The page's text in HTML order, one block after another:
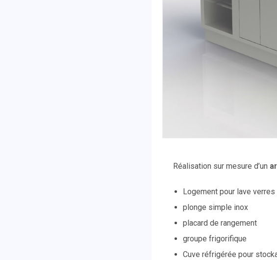
Réalisation sur mesure d’un
Logement pour lave
plonge simple inox
placard de rangement
groupe frigorifique
Cuve réfrigérée pour